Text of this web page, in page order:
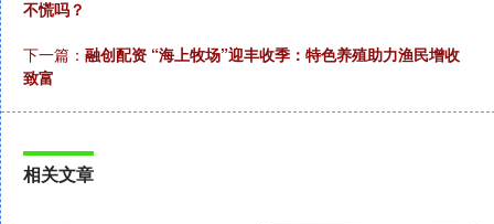
不慌吗？
下一篇： 融创配资 “海上牧场”迎丰收季：特色养殖助力渔民增收
致富
相关文章